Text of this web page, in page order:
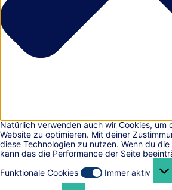
Natürlich verwenden auch wir Cookies, um
Website zu optimieren. Mit deiner
diese Technologien zu nutzen. Wenn du
kann das die Performance der Seite
Funktionale Cookies
Cookies
Immer aktiv